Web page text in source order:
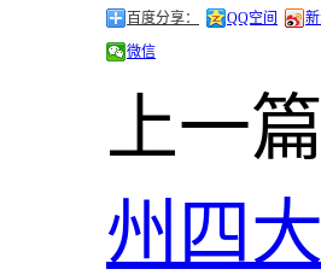
百度分享： QQ空间
微信
上一篇
州四